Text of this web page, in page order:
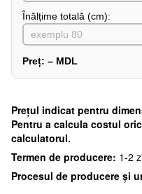
Înălțime totală (cm):
Preț: – MDL
Preţul indicat pentru
Pentru a calcula costul
calculatorul.
Termen de producere: 1-2
Procesul de producere și